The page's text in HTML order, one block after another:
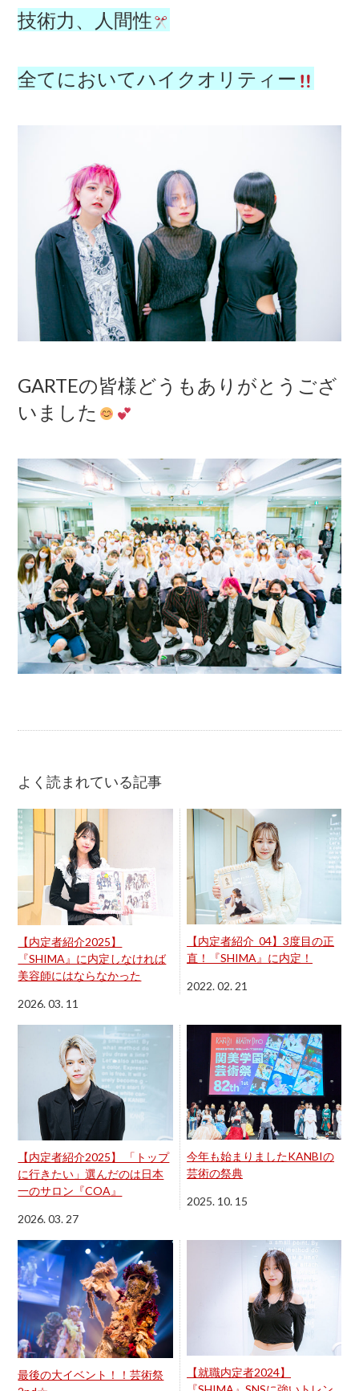
技術力、人間性
全てにおいてハイクオリティー
GARTEの皆様どうもありがとうござ
いました
よく読まれている記事
【内定者紹介2025】
『SHIMA』に内定しなければ
美容師にはならなかった
2026. 03. 11
【内定者紹介_04】3度目の正
直！『SHIMA』に内定！
2022. 02. 21
【内定者紹介2025】 「トップ
に行きたい」選んだのは日本
一のサロン『COA』
2026. 03. 27
今年も始まりましたKANBIの
芸術の祭典
2025. 10. 15
最後の大イベント！！芸術祭
【就職内定者2024】